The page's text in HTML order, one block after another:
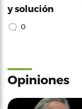
y solución
0
Opiniones